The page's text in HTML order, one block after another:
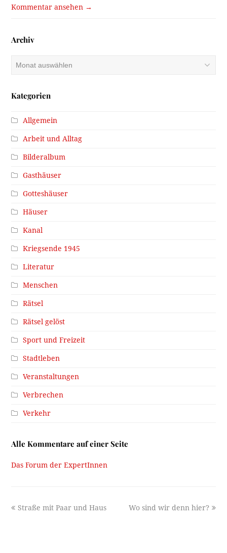
Kommentar ansehen →
Archiv
Kategorien
Allgemein
Arbeit und Alltag
Bilderalbum
Gasthäuser
Gotteshäuser
Häuser
Kanal
Kriegsende 1945
Literatur
Menschen
Rätsel
Rätsel gelöst
Sport und Freizeit
Stadtleben
Veranstaltungen
Verbrechen
Verkehr
Alle Kommentare auf einer Seite
Das Forum der ExpertInnen
previous
Straße mit Paar und Haus
next
Wo sind wir denn hier?